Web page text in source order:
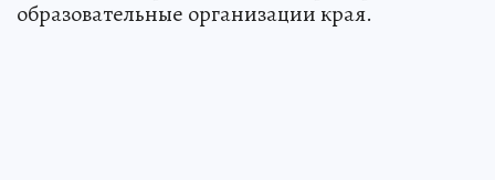
образовательные организации края.